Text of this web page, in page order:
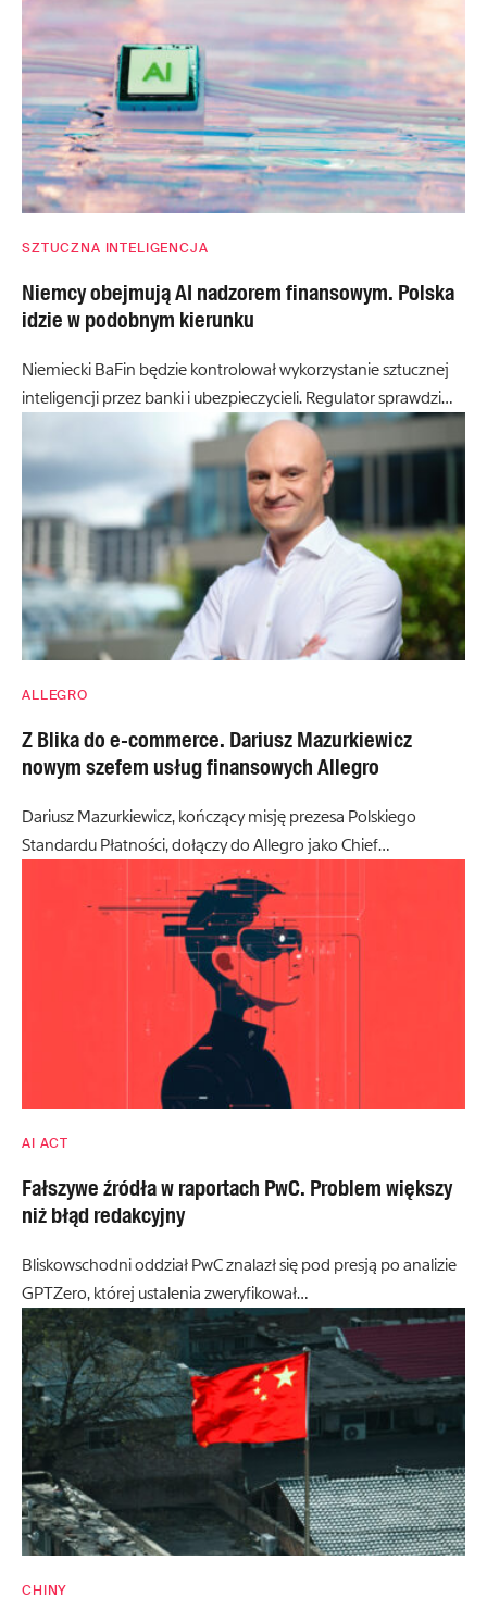
SZTUCZNA INTELIGENCJA
Niemcy obejmują AI nadzorem finansowym. Polska
idzie w podobnym kierunku
Niemiecki BaFin będzie kontrolował wykorzystanie sztucznej
inteligencji przez banki i ubezpieczycieli. Regulator sprawdzi…
ALLEGRO
Z Blika do e-commerce. Dariusz Mazurkiewicz
nowym szefem usług finansowych Allegro
Dariusz Mazurkiewicz, kończący misję prezesa Polskiego
Standardu Płatności, dołączy do Allegro jako Chief…
AI ACT
Fałszywe źródła w raportach PwC. Problem większy
niż błąd redakcyjny
Bliskowschodni oddział PwC znalazł się pod presją po analizie
GPTZero, której ustalenia zweryfikował…
CHINY